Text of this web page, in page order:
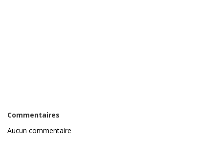
Commentaires
Aucun commentaire